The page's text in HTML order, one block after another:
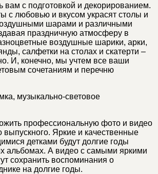
с подготовкой и декорированием.
с любовью и вкусом украсят столы и
шарами и различными
праздничную атмосферу в
воздушные шарики, арки,
салфетки на столах и скатерти –
И, конечно, мы учтем все ваши
сочетаниям и перечню
музыкально-световое
профессиональную фото и видео
Яркие и качественные
детками будут долгие годы
альбомах. А видео с самыми яркими
сохранить воспоминания о
на долгие годы.